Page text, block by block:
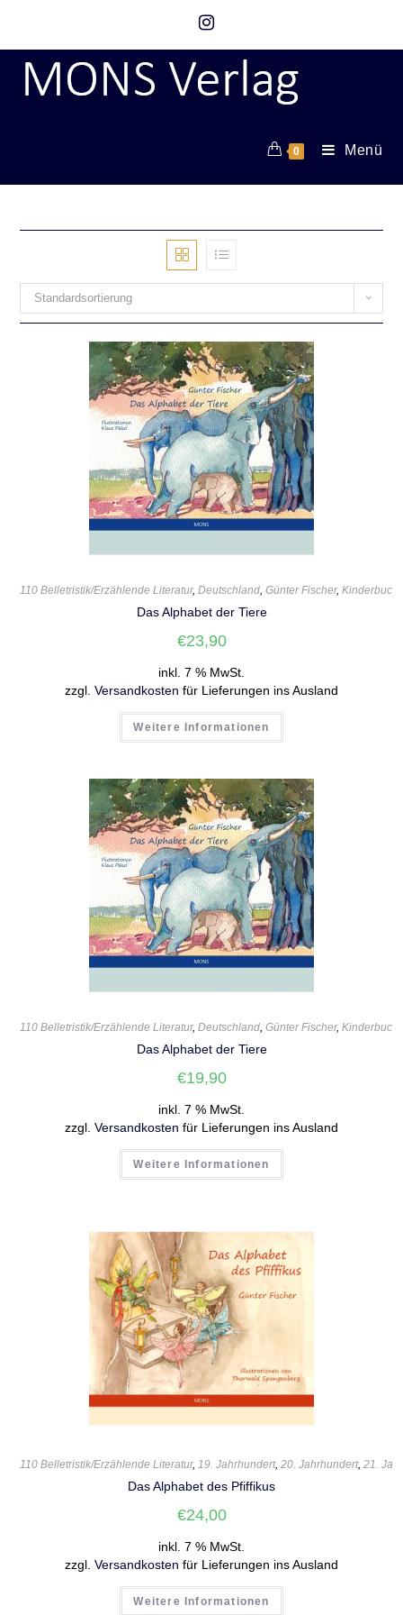
0 Menü
Standardsortierung
110 Belletristik/Erzählende Literatur,Deutschland,Günter Fischer,Kinderbuch
Das Alphabet der Tiere
€23,90
inkl. 7 % MwSt.
zzgl. Versandkosten für Lieferungen ins Ausland
Weitere Informationen
110 Belletristik/Erzählende Literatur,Deutschland,Günter Fischer,Kinderbuch
Das Alphabet der Tiere
€19,90
inkl. 7 % MwSt.
zzgl. Versandkosten für Lieferungen ins Ausland
Weitere Informationen
110 Belletristik/Erzählende Literatur,19. Jahrhundert,20. Jahrhundert,21.
Das Alphabet des Pfiffikus
€24,00
inkl. 7 % MwSt.
zzgl. Versandkosten für Lieferungen ins Ausland
Weitere Informationen